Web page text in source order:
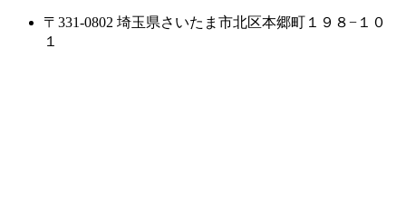
〒331-0802 埼玉県さいたま市北区本郷町１９８−１０
１